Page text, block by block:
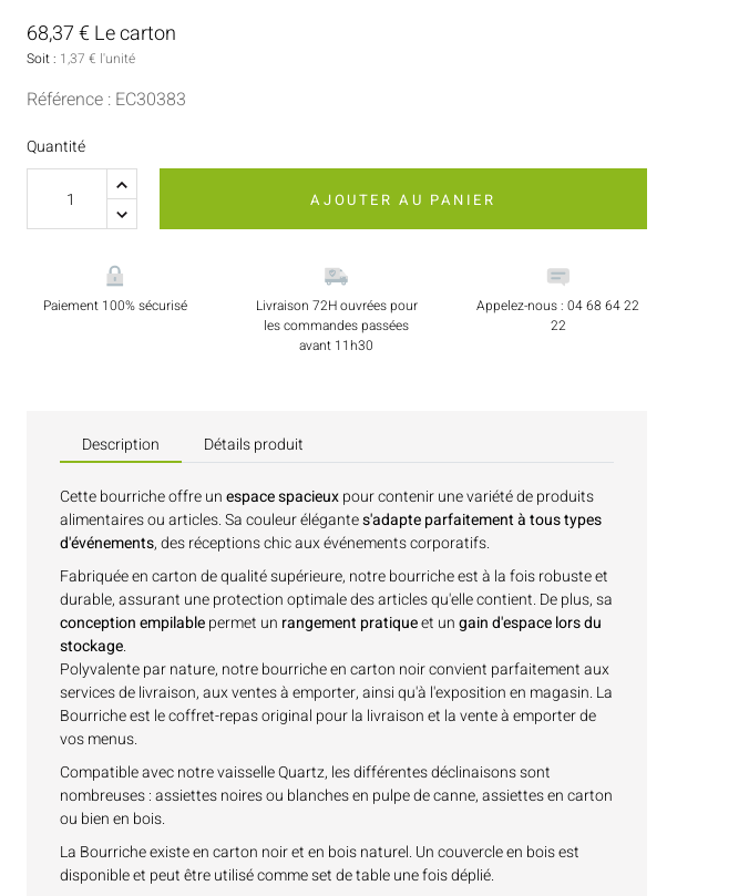
Nappes Et Serviettes
Flacons Et Bouteilles
68,37 € Le carton
Soit : 1,37 € l'unité
Référence : EC30383
Quantité
AJOUTER AU PANIER
Paiement 100% sécurisé
Livraison 72H ouvrées pour
les commandes passées
avant 11h30
Appelez-nous : 04 68 64 22
22
Description Détails produit
Cette bourriche offre unespace spacieuxpour contenir une variété de produits
alimentaires ou articles. Sa couleur élégantes'adapte parfaitement à tous types
d'événements, des réceptions chic aux événements corporatifs.
Fabriquée en carton de qualité supérieure, notre bourriche est à la fois robuste et
durable, assurant une protection optimale des articles qu'elle contient. De plus, sa
conception empilablepermet un rangement pratiqueet ungain d'espace lors du
stockage.
Polyvalente par nature, notre bourriche en carton noir convient parfaitement aux
services de livraison, aux ventes à emporter, ainsi qu'à l'exposition en magasin. La
Bourriche est le coffret-repas original pour la livraison et la vente à emporter de
vos menus.
Compatible avec notre vaisselle Quartz, les différentes déclinaisons sont
nombreuses : assiettes noires ou blanches en pulpe de canne, assiettes en carton
ou bien en bois.
La Bourriche existe en carton noir et en bois naturel. Un couvercle en bois est
disponible et peut être utilisé comme set de table une fois déplié.